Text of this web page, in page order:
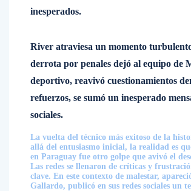
inesperados.
River atraviesa un momento
derrota por penales dejó al equipo de
deportivo, reavivó cuestionamientos
refuerzos, se sumó un inesperado
sociales.
La vuelta del técnico más exitoso de la
allá del entusiasmo inicial, la realidad es
en Paraguay fue otro golpe que avivó el
Las redes se llenaron de críticas y
clave. En este contexto de malestar,
Gallardo, publicó en sus redes sociales